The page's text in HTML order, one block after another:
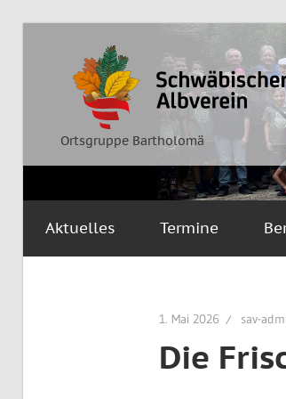
springen
Ortsgruppe Bartholomä
Albverein
Ortsgruppe
Bartholomä
Aktuelles Termine
1. Mai 2026 sav-
Die